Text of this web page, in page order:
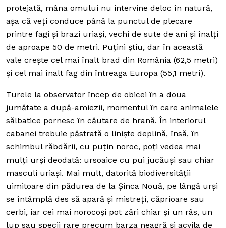
protejată, mâna omului nu intervine deloc în natură,
așa că veți conduce până la punctul de plecare
printre fagi și brazi uriași, vechi de sute de ani și înalți
de aproape 50 de metri. Puțini știu, dar în această
vale crește cel mai înalt brad din România (62,5 metri)
și cel mai înalt fag din întreaga Europa (55,1 metri).
Turele la observator încep de obicei în a doua
jumătate a după-amiezii, momentul în care animalele
sălbatice pornesc în căutare de hrană. În interiorul
cabanei trebuie păstrată o liniște deplină, însă, în
schimbul răbdării, cu puțin noroc, poți vedea mai
mulți urși deodată: ursoaice cu pui jucăuși sau chiar
masculi uriași. Mai mult, datorită biodiversității
uimitoare din pădurea de la Șinca Nouă, pe lângă urși
se întâmplă des să apară și mistreți, căprioare sau
cerbi, iar cei mai norocoși pot zări chiar și un râs, un
lup sau specii rare precum barza neagră și acvila de